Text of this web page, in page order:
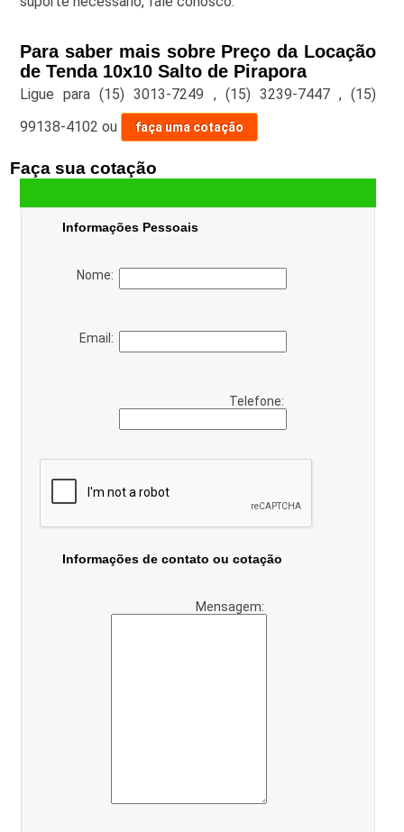
Para saber mais sobre Preço da Locação
de Tenda 10x10 Salto de Pirapora
Ligue para(15) 3013-7249 , (15) 3239-7447 ,(15)
99138-4102 ou faça uma cotação
Faça sua cotação
Informações Pessoais
Nome:
Email:
Telefone:
Informações de contato ou cotação
Mensagem: